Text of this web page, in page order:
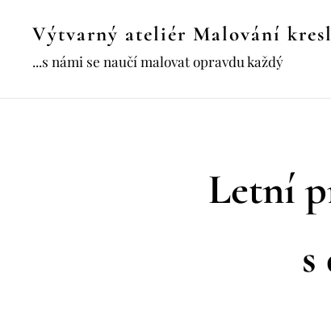
Výtvarný ateliér Malování
...s námi se naučí malovat opravdu každý
Letní